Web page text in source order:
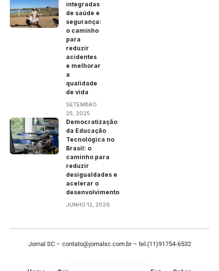
integradas
de saúde e
segurança:
o caminho
para
reduzir
acidentes
e melhorar
a
qualidade
de vida
SETEMBRO
25, 2025
Democratização
da Educação
Tecnológica no
Brasil: o
caminho para
reduzir
desigualdades e
acelerar o
desenvolvimento
JUNHO 12, 2026
Jornal SC – contato@jornalsc.com.br– tel.(11)91754-6532